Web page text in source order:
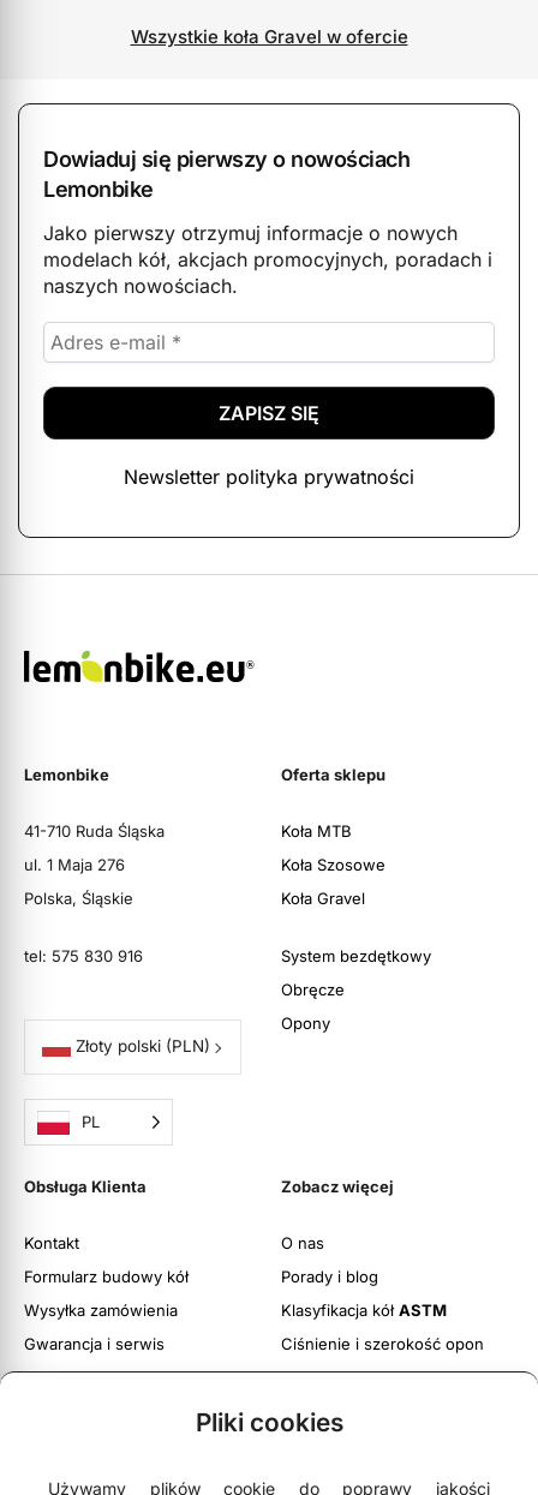
Pliki cookies
Używamy plików cookie do poprawy jakości
Wszystkie koła Gravel w ofercie
Dowiaduj się pierwszy o nowościach
Lemonbike
Jako pierwszy otrzymuj informacje o nowych
modelach kół, akcjach promocyjnych, poradach i
naszych nowościach.
Newsletter polityka prywatności
Lemonbike
41-710 Ruda Śląska
ul. 1 Maja 276
Polska, Śląskie
tel: 575 830 916
Złoty polski (PLN)
PL
Oferta sklepu
Koła MTB
Koła Szosowe
Koła Gravel
System bezdętkowy
Obręcze
Opony
Obsługa Klienta
Kontakt
Formularz budowy kół
Wysyłka zamówienia
Gwarancja i serwis
Obsługa zwrotów
Zobacz więcej
O nas
Porady i blog
Klasyfikacja kółASTM
Ciśnienie i szerokość opon
Regulamin witryny